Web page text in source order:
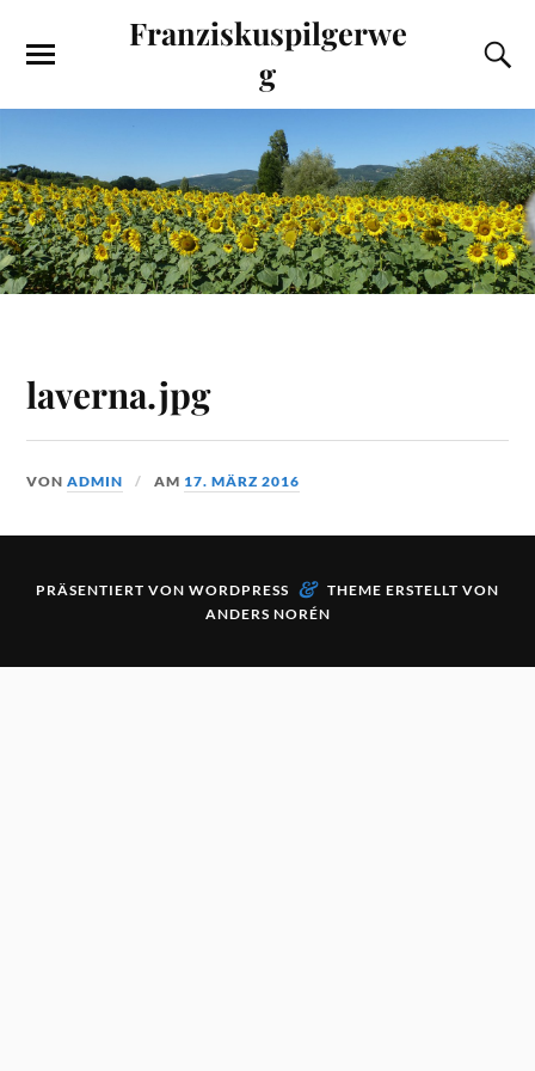
Franziskuspilgerwe
g
laverna.jpg
VONADMIN AM 17. MÄRZ 2016
PRÄSENTIERT VON WORDPRESS & THEME ERSTELLT VON
ANDERS NORÉN